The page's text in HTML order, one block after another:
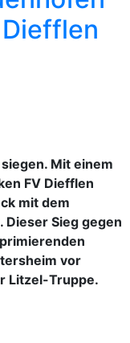
Mit einem
FV Diefflen
mit dem
Dieser Sieg gegen
vor
Litzel-Truppe.